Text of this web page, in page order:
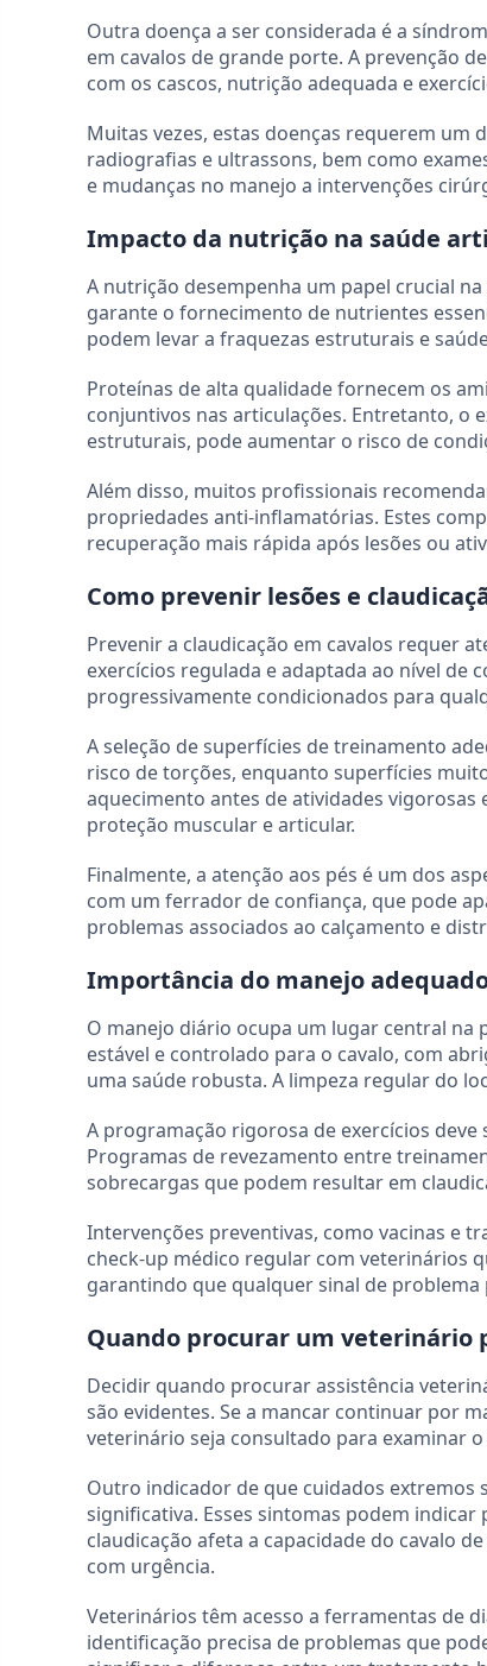
Outra doença a ser considerada é a
em cavalos de grande porte. A prevenção
com os cascos, nutrição adequada e
Muitas vezes, estas doenças requerem um
radiografias e ultrassons, bem como
e mudanças no manejo a intervenções
Impacto da nutrição na saúde
A nutrição desempenha um papel crucial
garante o fornecimento de nutrientes
podem levar a fraquezas estruturais e
Proteínas de alta qualidade fornecem os
conjuntivos nas articulações. Entretanto, o
estruturais, pode aumentar o risco de
Além disso, muitos profissionais
propriedades anti-inflamatórias. Estes
recuperação mais rápida após lesões ou
Como prevenir lesões e
Prevenir a claudicação em cavalos requer
exercícios regulada e adaptada ao nível de
progressivamente condicionados para
A seleção de superfícies de treinamento
risco de torções, enquanto superfícies
aquecimento antes de atividades
proteção muscular e articular.
Finalmente, a atenção aos pés é um dos
com um ferrador de confiança, que pode
problemas associados ao calçamento e
Importância do manejo
O manejo diário ocupa um lugar central na
estável e controlado para o cavalo, com
uma saúde robusta. A limpeza regular do
A programação rigorosa de exercícios
Programas de revezamento entre
sobrecargas que podem resultar em
Intervenções preventivas, como vacinas e
check-up médico regular com veterinários
garantindo que qualquer sinal de
Quando procurar um veterinário
Decidir quando procurar assistência
são evidentes. Se a mancar continuar por
veterinário seja consultado para examinar o
Outro indicador de que cuidados extremos
significativa. Esses sintomas podem
claudicação afeta a capacidade do cavalo
com urgência.
Veterinários têm acesso a ferramentas de
identificação precisa de problemas que